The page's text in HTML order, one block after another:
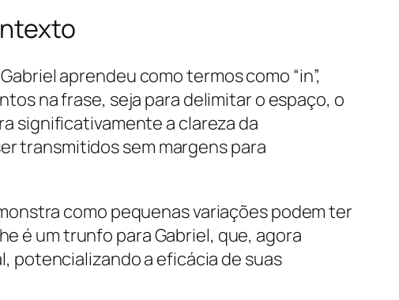
aprendeu como termos como “in”,
na frase, seja para delimitar o espaço, o
significativamente a clareza da
transmitidos sem margens para
como pequenas variações podem ter
é um trunfo para Gabriel, que, agora
potencializando a eficácia de suas